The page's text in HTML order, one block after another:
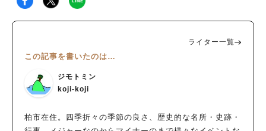
ライター一覧
この記事を書いたのは…
ジモトミン
koji-koji
柏市在住。四季折々の季節の良さ、歴史的な名所・史跡・